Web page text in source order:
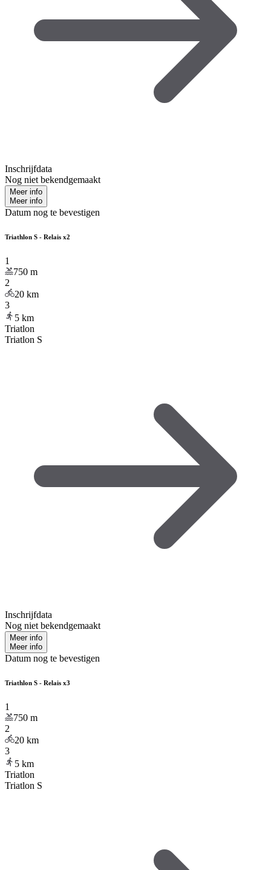
Inschrijfdata
Nog niet bekendgemaakt
Meer info
Meer info
Datum nog te bevestigen
Triathlon S - Relais x2
1
750 m
2
20 km
3
5 km
Triatlon
Triatlon S
Inschrijfdata
Nog niet bekendgemaakt
Meer info
Meer info
Datum nog te bevestigen
Triathlon S - Relais x3
1
750 m
2
20 km
3
5 km
Triatlon
Triatlon S